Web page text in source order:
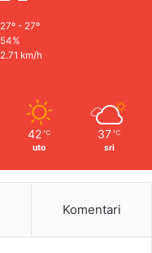
27º - 27º
54%
2.71 km/h
42 ℃
uto
37 ℃
sri
Komentari